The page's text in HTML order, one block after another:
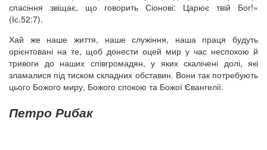
спасіння звіщає, що говорить Сіонові: Царює твій Бог!»
(Іс.52:7).
Хай же наше життя, наше служіння, наша праця будуть
орієнтовані на те, щоб донести оцей мир у час неспокою й
тривоги до наших співгромадян, у яких скалічені долі, які
зламалися під тиском складних обставин. Вони так потребують
цього Божого миру, Божого спокою та Божої Євангелії.
Петро Рибак